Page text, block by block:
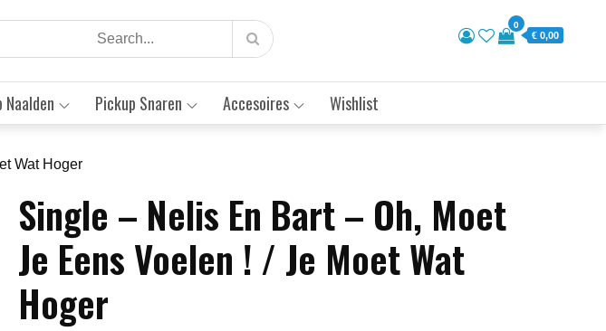
0
€ 0,00
Naalden Pickup Snaren Accesoires Wishlist
Wat Hoger
Single – Nelis En Bart – Oh, Moet
Je Eens Voelen ! / Je Moet Wat
Hoger